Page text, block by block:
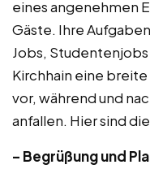
eines angenehmen
Gäste. Ihre
Jobs,
Kirchhain eine
vor, während und
anfallen. Hier sind
– Begrüßung und